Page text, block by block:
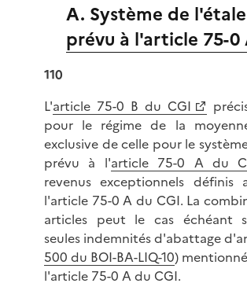
A. Système de
prévu à l'article 75-0
110
L'article 75-0 B du CGI
pour le régime de la
exclusive de celle pour le
prévu à l'article 75-0 A du
revenus exceptionnels
l'article 75-0 A du CGI. La
articles peut le cas échéant
seules indemnités d'abattage
500 du BOI-BA-LIQ-10)
l'article 75-0 A du CGI.